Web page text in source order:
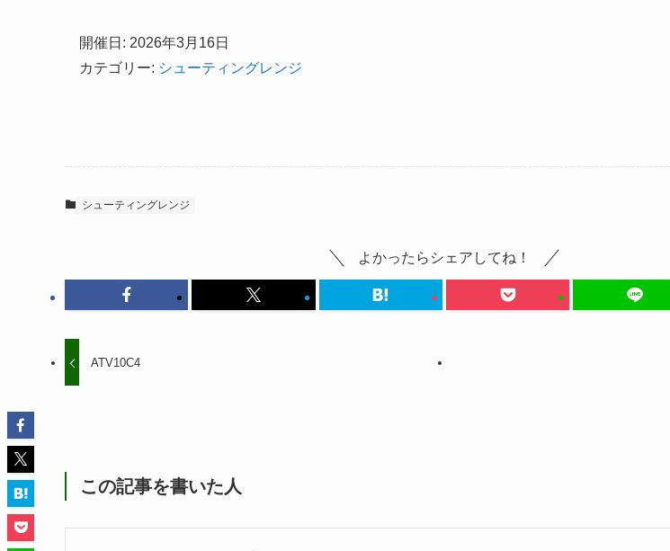
開催日: 2026年3月16日
カテゴリー: シューティングレンジ
シューティングレンジ
よかったらシェアしてね！
ATV10C4
この記事を書いた人